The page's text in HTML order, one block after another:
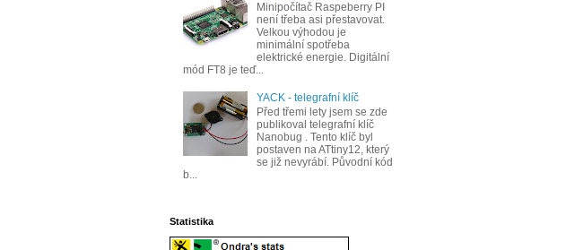
Minipočítač Raspeberry PI
není třeba asi přestavovat.
Velkou výhodou je
minimální spotřeba
elektrické energie. Digitální
mód FT8 je teď...
YACK - telegrafní klíč
Před třemi lety jsem se zde
publikoval telegrafní klíč
Nanobug . Tento klíč byl
postaven na ATtiny12, který
se již nevyrábí. Původní kód
b...
Statistika